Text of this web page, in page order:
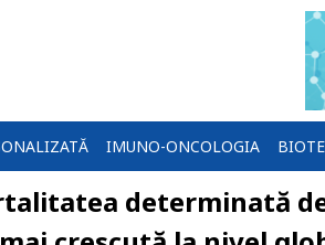
IMUNO-ONCOLOGIA
determinată